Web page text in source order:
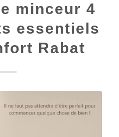
minceur 4
essentiels
Rabat